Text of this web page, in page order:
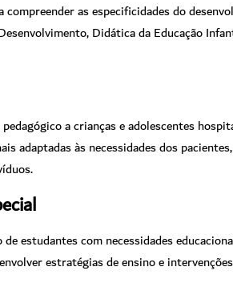
as especificidades do
Didática da Educação
a crianças e adolescentes
adaptadas às necessidades dos
estudantes com necessidades
estratégias de ensino e